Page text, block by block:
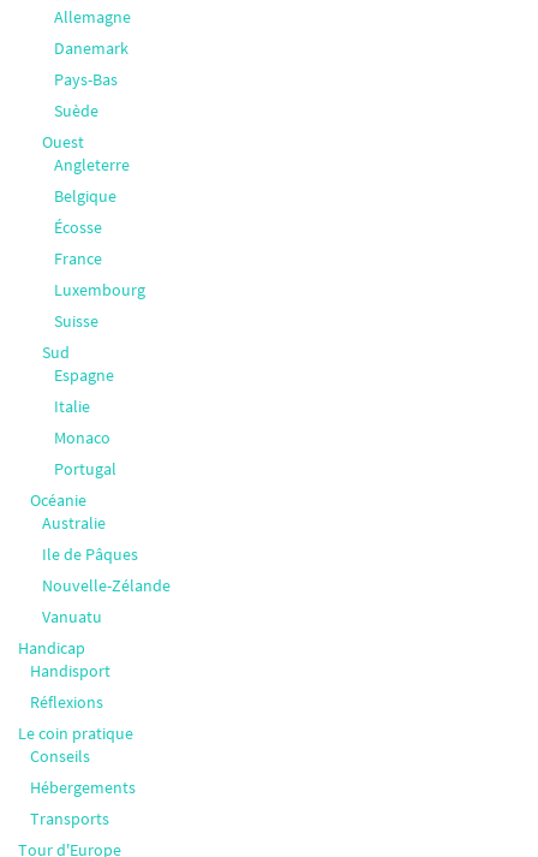
Allemagne
Danemark
Pays-Bas
Suède
Ouest
Angleterre
Belgique
Écosse
France
Luxembourg
Suisse
Sud
Espagne
Italie
Monaco
Portugal
Océanie
Australie
Ile de Pâques
Nouvelle-Zélande
Vanuatu
Handicap
Handisport
Réflexions
Le coin pratique
Conseils
Hébergements
Transports
Tour d'Europe